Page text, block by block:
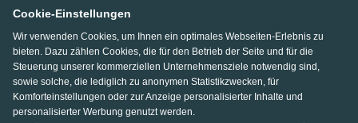
Cookie-Einstellungen
Wir verwenden Cookies, um Ihnen ein optimales Webseiten-Erlebnis zu
bieten. Dazu zählen Cookies, die für den Betrieb der Seite und für die
Steuerung unserer kommerziellen Unternehmensziele notwendig sind,
sowie solche, die lediglich zu anonymen Statistikzwecken, für
Komforteinstellungen oder zur Anzeige personalisierter Inhalte und
personalisierter Werbung genutzt werden.